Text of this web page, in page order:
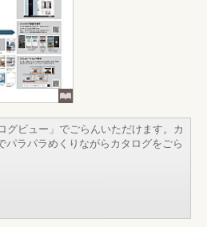
グビュー」でごらんいただけます。カ
パラパラめくりながらカタログをごら